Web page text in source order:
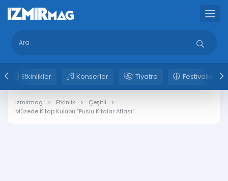
Etkinlikler Konserler Tiyatro Festivaller
izmirmag Etkinlik
Çeşitli
Müzede Kitap Kulübü “Puslu Kıtalar Atlası”